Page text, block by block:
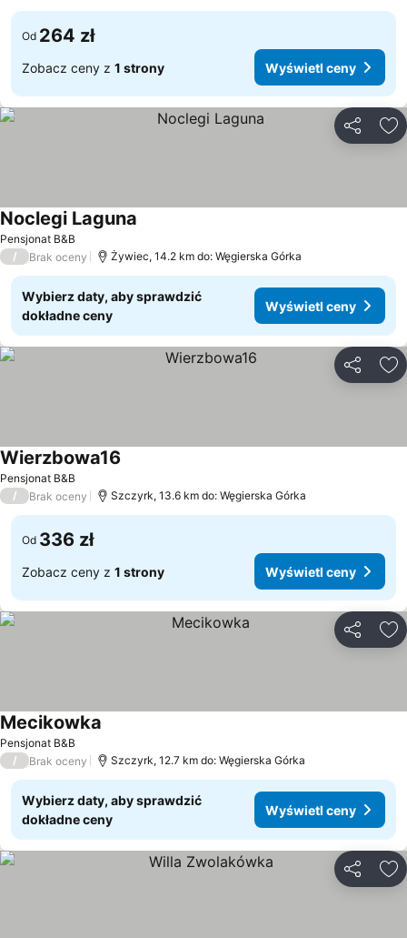
Od 264 zł
Zobacz ceny z 1 strony Wyświetl ceny
Pensjonat B&B
Noclegi Laguna
/ Brak oceny Żywiec, 14.2 km do: Węgierska Górka
Wybierz daty, aby sprawdzić
dokładne ceny
Wyświetl ceny
Pensjonat B&B
Wierzbowa16
/ Brak oceny Szczyrk, 13.6 km do: Węgierska Górka
Od 336 zł
Zobacz ceny z 1 strony Wyświetl ceny
Pensjonat B&B
Mecikowka
/ Brak oceny Szczyrk, 12.7 km do: Węgierska Górka
Wybierz daty, aby sprawdzić
dokładne ceny
Wyświetl ceny